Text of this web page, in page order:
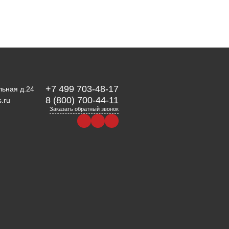
д.24
+7 499 703-48-17
8 (800) 700-44-11
Заказать обратный звонок